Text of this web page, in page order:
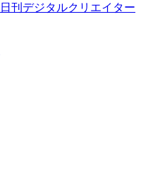
日刊デジタルクリエイター